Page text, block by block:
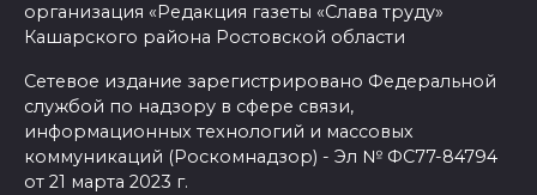
организация «Редакция газеты «Слава труду»
Кашарского района Ростовской области
Сетевое издание зарегистрировано Федеральной
службой по надзору в сфере связи,
информационных технологий и массовых
коммуникаций (Роскомнадзор) - Эл № ФС77-84794
от 21 марта 2023 г.